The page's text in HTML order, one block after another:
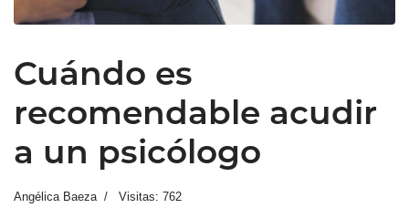
Cuándo es
recomendable acudir
a un psicólogo
Angélica Baeza Visitas: 762